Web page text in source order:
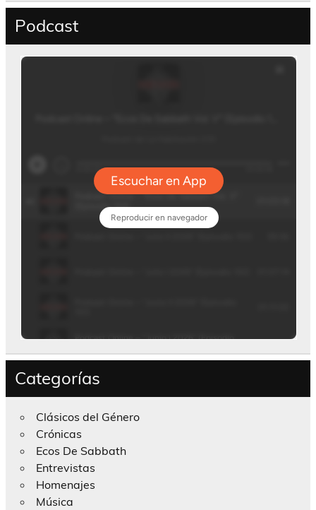
Podcast
Categorías
Clásicos del Género
Crónicas
Ecos De Sabbath
Entrevistas
Homenajes
Música